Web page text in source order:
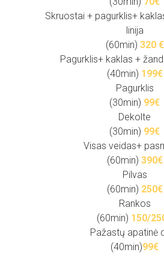
Skruostai + pagurklis+
linija
(60min) 320 €
Pagurklis+ kaklas +
(40min) 199€
Pagurklis
(30min) 99€
Dekolte
(30min) 99€
Visas veidas+
(60min) 390€
Pilvas
(60min) 250€
Rankos
(60min) 150/
Pažastų apatinė
(40min)99€